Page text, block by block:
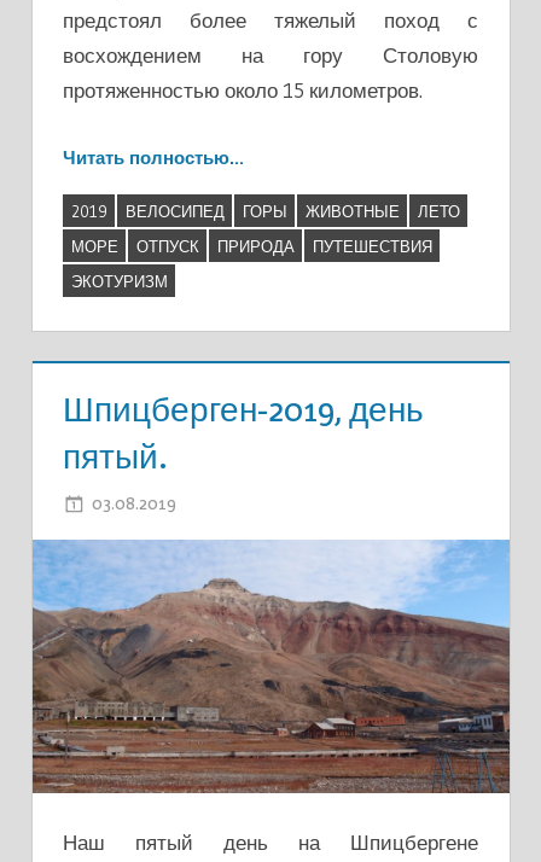
предстоял более тяжелый поход с
восхождением на гору Столовую
протяженностью около 15 километров.
Читать полностью…
2019 ВЕЛОСИПЕД ГОРЫ ЖИВОТНЫЕ
ЛЕТО
МОРЕ
ОТПУСК ПРИРОДА
ПУТЕШЕСТВИЯ
ЭКОТУРИЗМ
Шпицберген-2019, день
пятый.
03.08.2019
Наш пятый день на Шпицбергене